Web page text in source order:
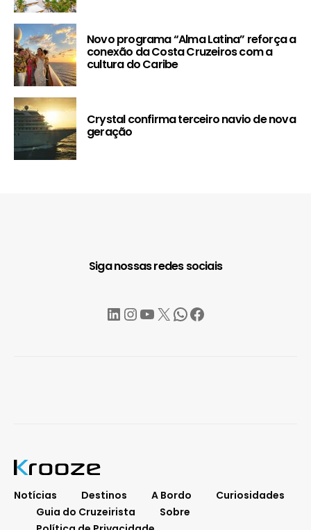
Novo programa “Alma Latina” reforça a
conexão da Costa Cruzeiros com a
cultura do Caribe
Crystal confirma terceiro navio de nova
geração
Siga nossas redes sociais
LinkedIn
Instagram
YouTube
X WhatsApp
Facebook
Notícias Destinos A Bordo
Curiosidades
Guia do Cruzeirista
Sobre